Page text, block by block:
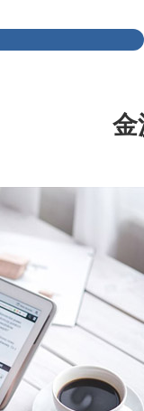
金